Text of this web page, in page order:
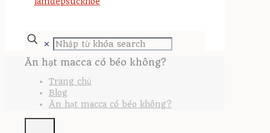
✕
Ăn hạt macca có béo không?
Trang chủ
Blog
Ăn hạt macca có béo không?